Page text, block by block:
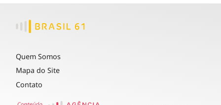
Quem Somos
Mapa do Site
Contato